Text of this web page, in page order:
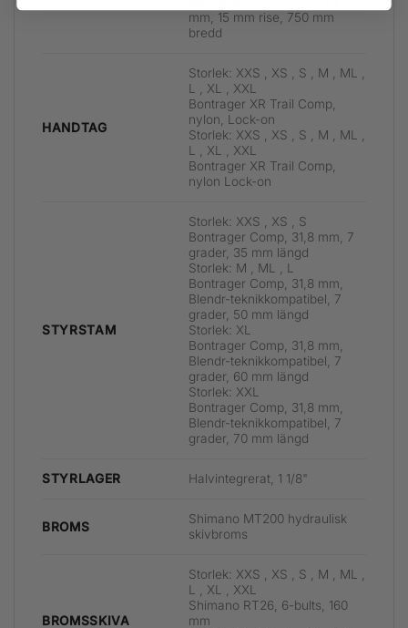
mm, 15 mm rise, 750 mm
bredd
HANDTAG
Storlek: XXS , XS , S , M , ML ,
L , XL , XXL
Bontrager XR Trail Comp,
nylon, Lock-on
Storlek: XXS , XS , S , M , ML ,
L , XL , XXL
Bontrager XR Trail Comp,
nylon Lock-on
STYRSTAM
Storlek: XXS , XS , S
Bontrager Comp, 31,8 mm, 7
grader, 35 mm längd
Storlek: M , ML , L
Bontrager Comp, 31,8 mm,
Blendr-teknikkompatibel, 7
grader, 50 mm längd
Storlek: XL
Bontrager Comp, 31,8 mm,
Blendr-teknikkompatibel, 7
grader, 60 mm längd
Storlek: XXL
Bontrager Comp, 31,8 mm,
Blendr-teknikkompatibel, 7
grader, 70 mm längd
STYRLAGER Halvintegrerat, 1 1/8"
BROMS
Shimano MT200 hydraulisk
skivbroms
BROMSSKIVA
Storlek: XXS , XS , S , M , ML ,
L , XL , XXL
Shimano RT26, 6-bults, 160
mm